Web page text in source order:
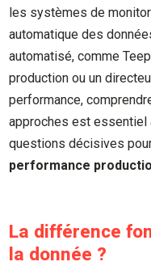
les systèmes de
automatique des
automatisé, comme
production ou un
performance,
approches est essentiel
questions décisives
performance
La différence
la donnée ?